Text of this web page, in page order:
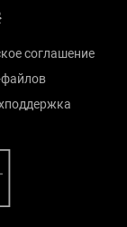
соглашение